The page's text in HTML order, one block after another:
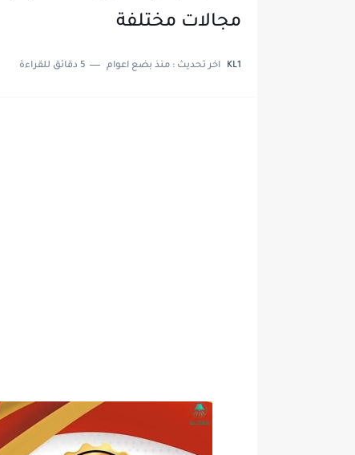
مجالات مختلفة
KL1 اخر تحديث : منذ بضع اعوام 5 دقائق للقراءة